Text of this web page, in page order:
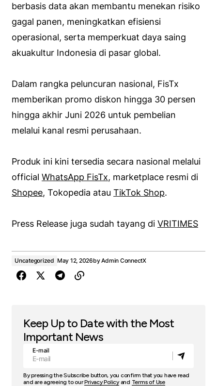
berbasis data akan membantu menekan risiko
gagal panen, meningkatkan efisiensi
operasional, serta memperkuat daya saing
akuakultur Indonesia di pasar global.
Dalam rangka peluncuran nasional, FisTx
memberikan promo diskon hingga 30 persen
hingga akhir Juni 2026 untuk pembelian
melalui kanal resmi perusahaan.
Produk ini kini tersedia secara nasional melalui
official WhatsApp FisTx, marketplace resmi di
Shopee, Tokopedia atau TikTok Shop.
Press Release juga sudah tayang di VRITIMES
Uncategorized May 12, 2026byAdmin ConnectX
Keep Up to Date with the Most
Important News
E-mail
By pressing the Subscribe button, you confirm that you have read
and are agreeing to ourPrivacy Policyand Terms of Use